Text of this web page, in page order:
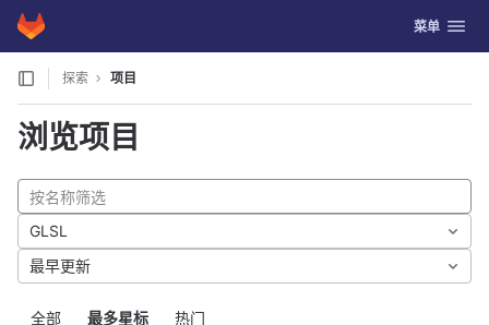
Skip to content
GitLab 切换导航
菜单
探索 项目
浏览项目
全部 最多星标 热门
GLSL
最早更新